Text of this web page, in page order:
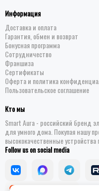
Информация
Доставка и оплата
Гарантия, обмен и возврат
Бонусная программа
Сотрудничество
Франшиза
Сертификаты
Оферта и политика
Пользовательское соглашение
Кто мы
Smart Aura - российский бренд
для умного дома. Покупая нашу
высококачественные
Follow us on social media